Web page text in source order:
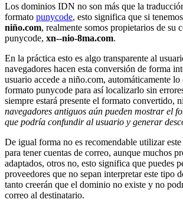
Los dominios IDN no son más que la
formato punycode, esto significa que si
niño.com, realmente somos propietarios de su
punycode, xn--nio-8ma.com.
En la práctica esto es algo transparente al
navegadores hacen esta conversión de forma
usuario accede a niño.com, automáticamente
formato punycode para así localizarlo sin
siempre estará presente el formato convertido,
navegadores antiguos aún pueden mostrar el
que podría confundir al usuario y generar
De igual forma no es recomendable utilizar
para tener cuentas de correo, aunque muchos
adaptados, otros no, esto significa que puedes
proveedores que no sepan interpretar este tipo
tanto creerán que el dominio no existe y no
correo al destinatario.